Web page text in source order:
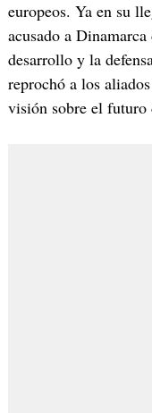
europeos. Ya en su
acusado a
desarrollo y la
reprochó a los
visión sobre el